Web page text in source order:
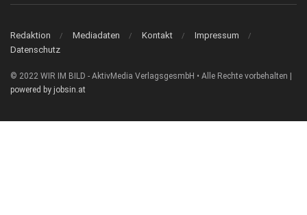
Redaktion Mediadaten Kontakt
Impressum
Datenschutz
© 2022 WIR IM BILD - AktivMedia VerlagsgesmbH • Alle Rechte vorbehalten |
powered by jobsin.at